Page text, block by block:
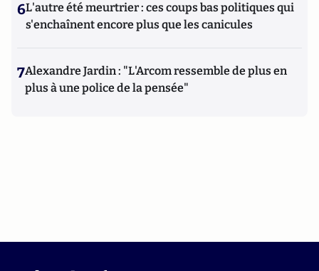
6L'autre été meurtrier : ces coups bas politiques qui
s'enchaînent encore plus que les canicules
7Alexandre Jardin : "L'Arcom ressemble de plus en
plus à une police de la pensée"